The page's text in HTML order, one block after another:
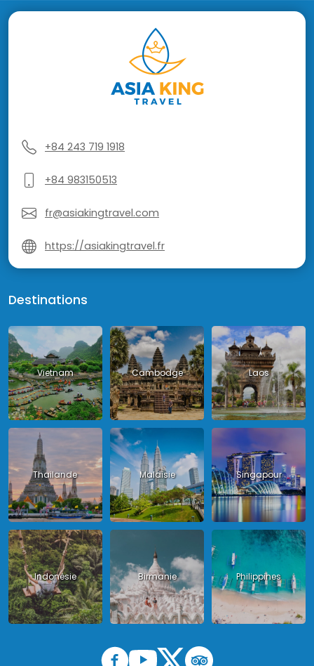
+84 243 719 1918
+84 983150513
fr@asiakingtravel.com
https://asiakingtravel.fr
Destinations
Vietnam Cambodge Laos
Thailande Malaisie Singapour
Indonésie Birmanie Philippines